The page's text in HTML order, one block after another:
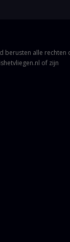
berusten alle rechten
of zijn